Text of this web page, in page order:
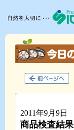
2011年9月9日
商品検査結果